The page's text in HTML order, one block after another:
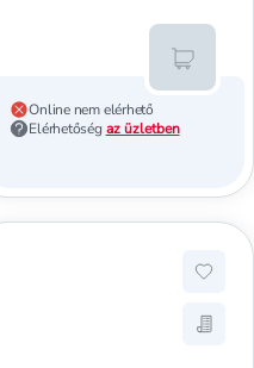
Online nem elérhető
Elérhetőség az üzletben
Kosárba
formázó /1 - 1 db
formázó /1 - 1 db
kedvencekhez, Max Factor
listára, Max Factor